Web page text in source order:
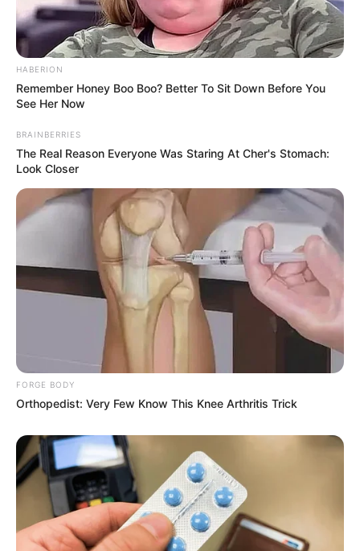
HABERION
Remember Honey Boo Boo? Better To Sit Down Before You
See Her Now
BRAINBERRIES
The Real Reason Everyone Was Staring At Cher's Stomach:
Look Closer
FORGE BODY
Orthopedist: Very Few Know This Knee Arthritis Trick